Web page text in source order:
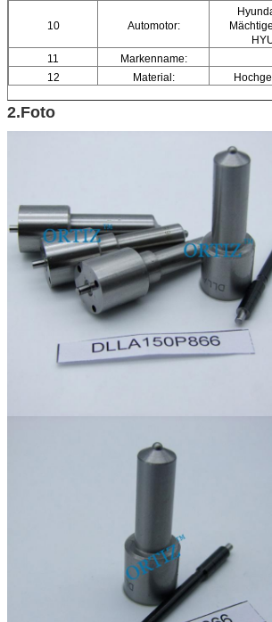
10 Automotor:
11
Markenname:
12
Material:
2.Foto